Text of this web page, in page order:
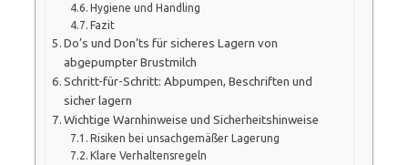
Hygiene und Handling
Fazit
Do’s und Don’ts für sicheres Lagern von
abgepumpter Brustmilch
Schritt-für-Schritt: Abpumpen, Beschriften und
sicher lagern
Wichtige Warnhinweise und Sicherheitshinweise
Risiken bei unsachgemäßer Lagerung
Klare Verhaltensregeln